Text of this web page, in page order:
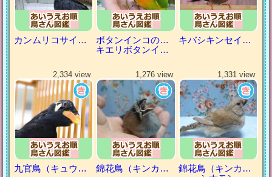
カンムリコサイチョウ
ボタンインコの仲間
キエリボタンインコ
キバシキンセイチョウ
2,334 view
九官鳥（キュウカンチョウ）
1,276 view
錦花鳥（キンカチョウ）
1,331 view
錦花鳥（キンカチョウ）